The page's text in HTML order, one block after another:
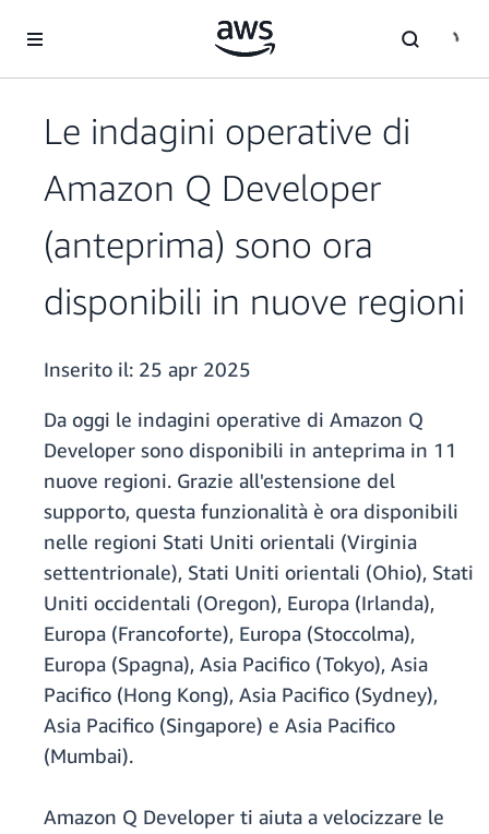
Le indagini operative di
Amazon Q Developer
(anteprima) sono ora
disponibili in nuove regioni
Inserito il: 25 apr 2025
Da oggi le indagini operative di Amazon Q
Developer sono disponibili in anteprima in 11
nuove regioni. Grazie all'estensione del
supporto, questa funzionalità è ora disponibili
nelle regioni Stati Uniti orientali (Virginia
settentrionale), Stati Uniti orientali (Ohio), Stati
Uniti occidentali (Oregon), Europa (Irlanda),
Europa (Francoforte), Europa (Stoccolma),
Europa (Spagna), Asia Pacifico (Tokyo), Asia
Pacifico (Hong Kong), Asia Pacifico (Sydney),
Asia Pacifico (Singapore) e Asia Pacifico
(Mumbai).
Amazon Q Developer ti aiuta a velocizzare le